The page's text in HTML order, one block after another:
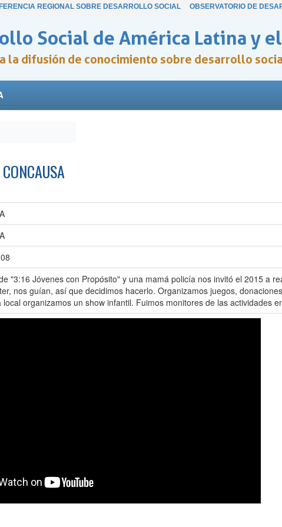
REGIONAL SOBRE DESARROLLO SOCIAL OBSERVATORIO DE
Social de América Latina y
la difusión de conocimiento sobre desarrollo
"3:16 Jóvenes con Propósito" y una mamá policía nos invitó el 2015 a
nos guían, así que decidimos hacerlo. Organizamos juegos,
organizamos un show infantil. Fuimos monitores de las actividades